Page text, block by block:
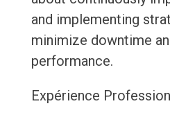
and implementing
minimize downtime
performance.
Expérience